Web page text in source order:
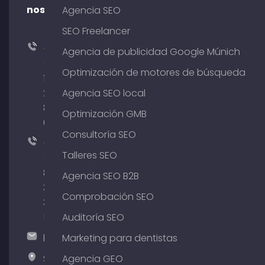
nosotros
+49
176
204
801
64
+49
89
380
375
hallo@timospecht.de
Specht
Agencia SEO
SEO Freelancer
Agencia de publicidad Google Múnich
Optimización de motores de búsqueda
Agencia SEO local
Optimización GMB
Consultoría SEO
Talleres SEO
Agencia SEO B2B
Comprobación SEO
Auditoría SEO
Marketing para dentistas
Agencia GEO